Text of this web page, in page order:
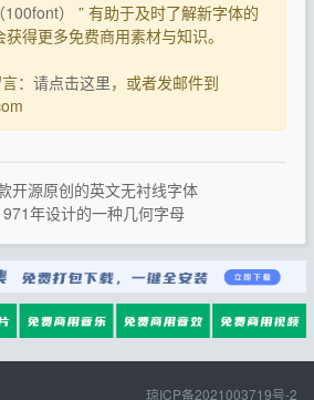
）
” 有助于及时了解新字体的
得更多免费商用素材与知识。
： 请点击这里，或者发邮件到
开源原创的英文无衬线字体
年设计的一种几何字母
琼ICP备2021003719号-2